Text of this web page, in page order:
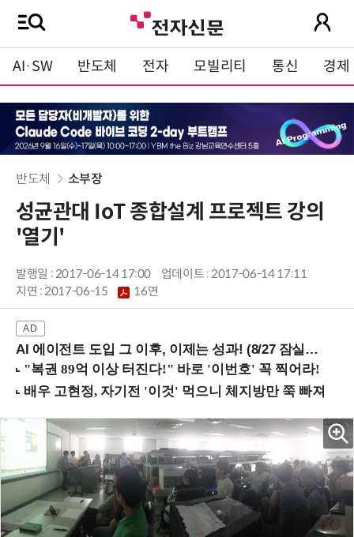
AI·SW 반도체 전자 모빌리티 통신 경제
반도체 소부장
성균관대 IoT 종합설계 프로젝트 강의
'열기'
발행일 : 2017-06-14 17:00
업데이트 : 2017-06-14 17:11
지면 :2017-06-15 16면
AI 에이전트 도입 그 이후, 이제는 성과! (8/27 잠실역)